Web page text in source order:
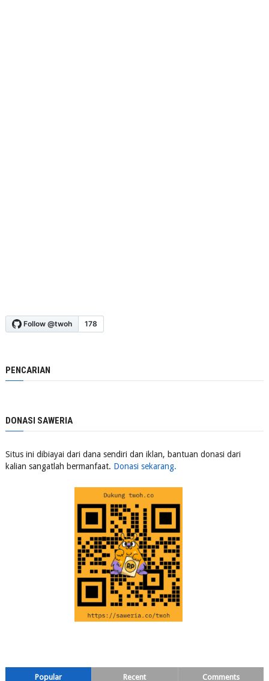
PENCARIAN
DONASI SAWERIA
Situs ini dibiayai dari dana sendiri dan iklan, bantuan donasi dari
kalian sangatlah bermanfaat. Donasi sekarang.
Popular Recent Comments